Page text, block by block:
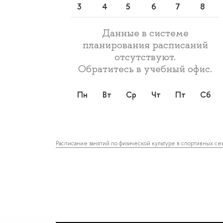
3
4
5
6
7
8
Данные в системе
планирования расписаний
отсутствуют.
Обратитесь в учебный офис.
пн вт ср чт пт сб
Расписание занятий по физической культуре в спортивных